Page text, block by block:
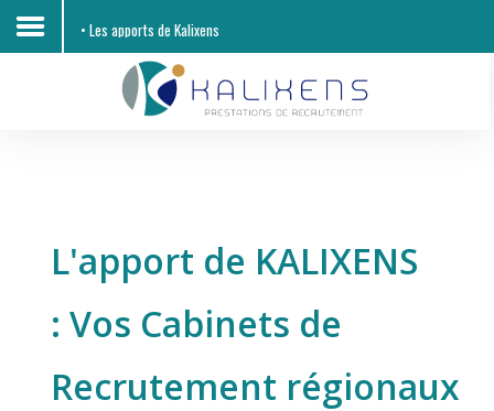
Candidats
Offres d'emploi
• Les apports de Kalixens
L'apport de KALIXENS
: Vos Cabinets de
Recrutement régionaux